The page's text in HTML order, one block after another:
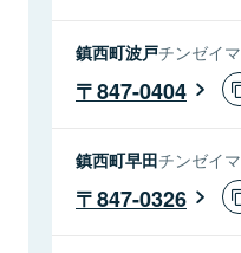
鎮西町波戸チンゼイ
847-0404
鎮西町早田チンゼイ
847-0326